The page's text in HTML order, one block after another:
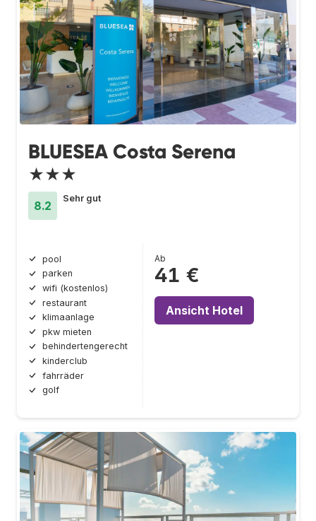
BLUESEA Costa Serena
★★★
8.2
Sehr gut
pool
parken
wifi (kostenlos)
restaurant
klimaanlage
pkw mieten
behindertengerecht
kinderclub
fahrräder
golf
Ab
41 €
Ansicht Hotel